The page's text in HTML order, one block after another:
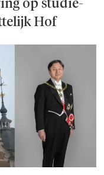
op studie­
Hof